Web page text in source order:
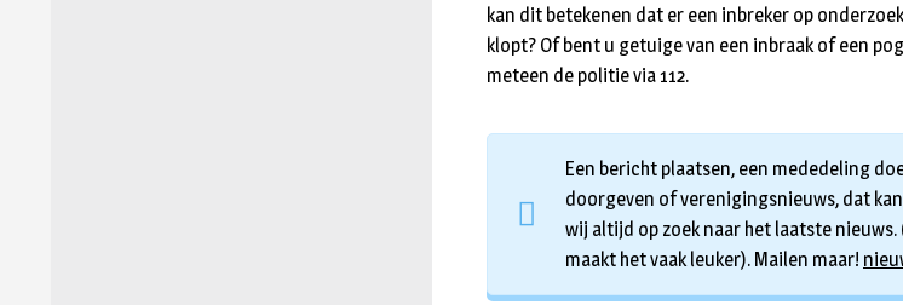
kan dit betekenen dat er een inbreker op
klopt? Of bent u getuige van een inbraak of een
meteen de politie via 112.
Een bericht plaatsen, een mededeling
doorgeven of verenigingsnieuws, dat kan
wij altijd op zoek naar het laatste
maakt het vaak leuker). Mailen maar!